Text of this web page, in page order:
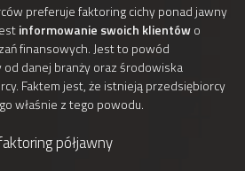
preferuje faktoring cichy ponad jawny
informowanie swoich klientówo
finansowych. Jest to powód
danej branży oraz środowiska
Faktem jest, że istnieją przedsiębiorcy
właśnie z tego powodu.
półjawny